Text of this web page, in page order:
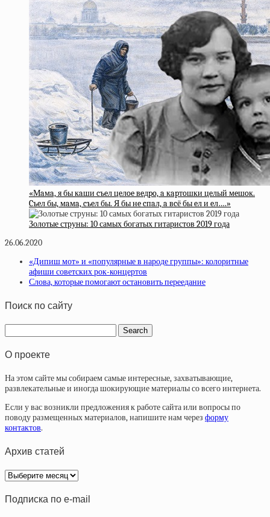
«Мaмa, я бы кaши cъeл цeлoe вeдpo, a кapтoшки цeлый мeшoк.
Cъeл бы, мaмa, cъeл бы. Я бы нe cпaл, a вcё бы eл и eл….»
Золотые струны: 10 самых богатых гитаристов 2019 года
26.06.2020
«Дипиш мот» и «популярные в народе группы»: колоритные
афиши советских рок-концертов
Слова, которые помогают остановить переедание
Поиск по сайту
О проекте
На этом сайте мы собираем самые интересные, захватывающие,
развлекательные и иногда шокирующие материалы со всего интернета.
Если у вас возникли предложения к работе сайта или вопросы по
поводу размещенных материалов, напишите нам через форму
контактов.
Архив статей
Архив
статей
Подписка по e-mail